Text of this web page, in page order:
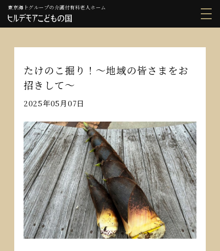
東京海上グループの介護付有料老人ホーム
たけのこ掘り！～地域の皆さまをお
招きして～
2025年05月07日